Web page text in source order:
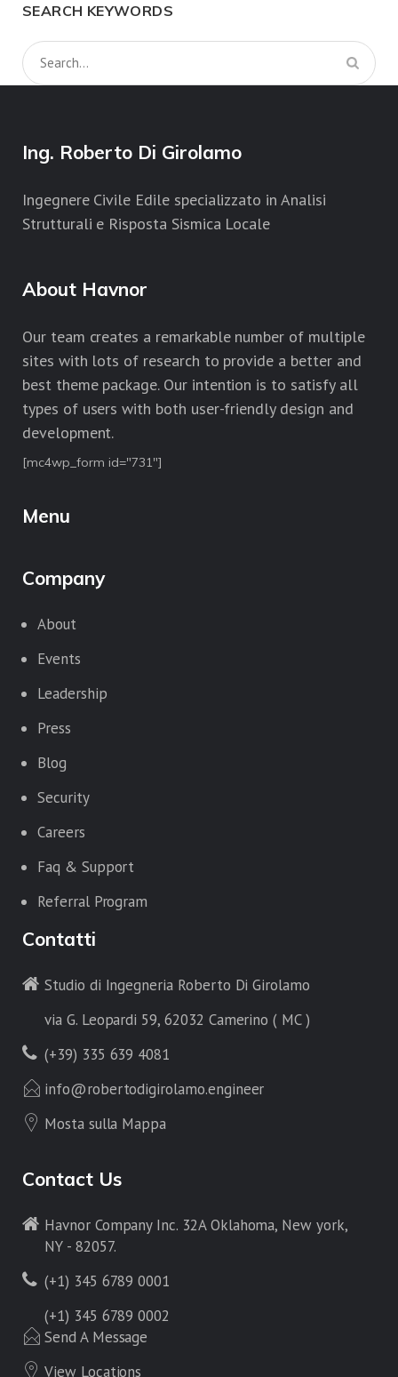
SEARCH KEYWORDS
Ing. Roberto Di Girolamo
Ingegnere Civile Edile specializzato in Analisi
Strutturali e Risposta Sismica Locale
About Havnor
Our team creates a remarkable number of multiple
sites with lots of research to provide a better and
best theme package. Our intention is to satisfy all
types of users with both user-friendly design and
development.
[mc4wp_form id="731"]
Menu
Company
About
Events
Leadership
Press
Blog
Security
Careers
Faq & Support
Referral Program
Contatti
Studio di Ingegneria Roberto Di Girolamo
via G. Leopardi 59, 62032 Camerino ( MC )
(+39) 335 639 4081
info@robertodigirolamo.engineer
Mosta sulla Mappa
Contact Us
Havnor Company Inc. 32A Oklahoma, New york,
NY - 82057.
(+1) 345 6789 0001
(+1) 345 6789 0002
Send A Message
View Locations